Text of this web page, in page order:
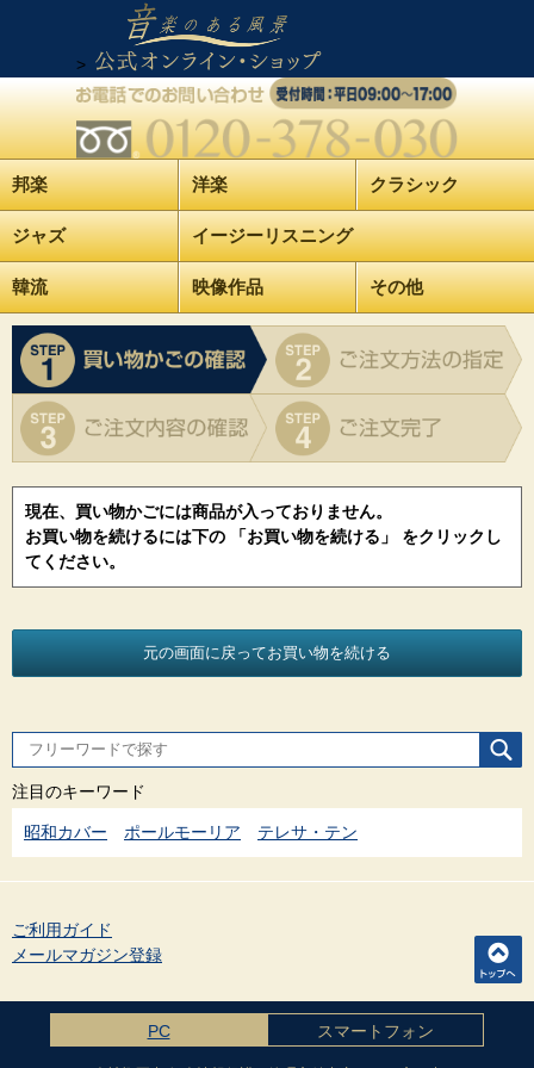
>
邦楽 洋楽 クラシック
ジャズ イージーリスニング
韓流 映像作品 その他
現在、買い物かごには商品が入っておりません。
お買い物を続けるには下の 「お買い物を続ける」 をクリックし
てください。
注目のキーワード
昭和カバー ポールモーリア テレサ・テン
スマートフォン
PC
ご利用ガイド
メールマガジン登録